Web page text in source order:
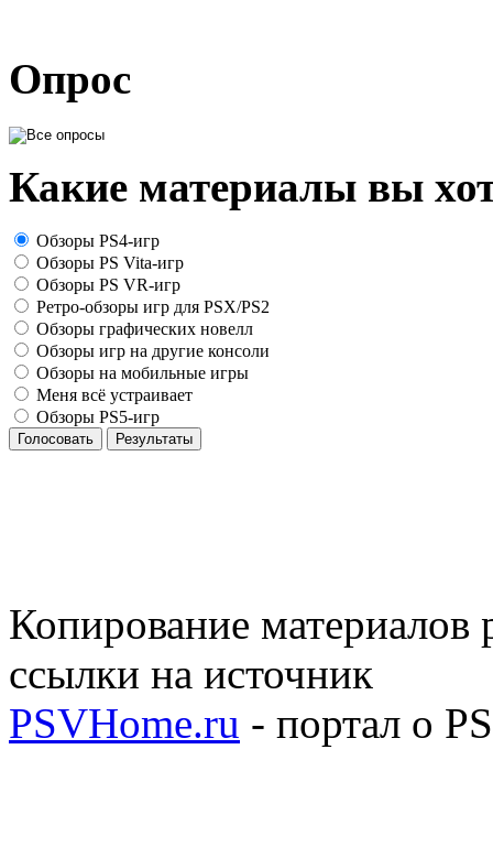
Опрос
Какие материалы вы
Обзоры PS4-игр
Обзоры PS Vita-игр
Обзоры PS VR-игр
Ретро-обзоры игр для PSX/PS2
Обзоры графических новелл
Обзоры игр на другие консоли
Обзоры на мобильные игры
Меня всё устраивает
Обзоры PS5-игр
Голосовать Результаты
Копирование материалов
ссылки на источник
PSVHome.ru - портал о